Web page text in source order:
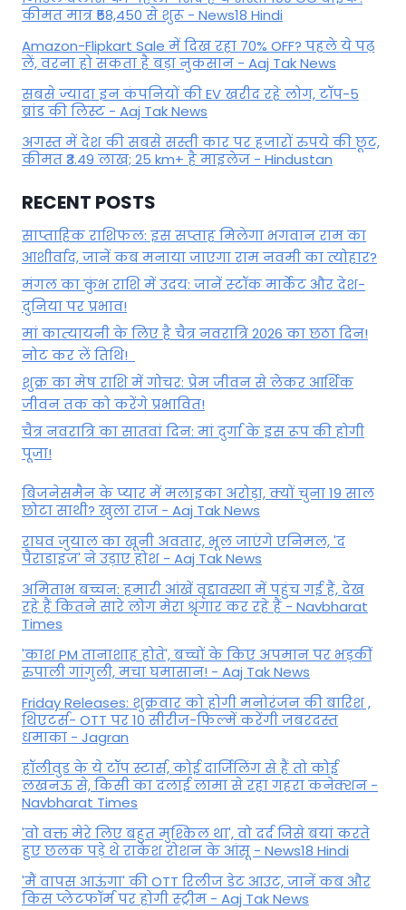
कीमत मात्र ₹58,450 से शुरू - News18 Hindi
Amazon-Flipkart Sale में दिख रहा 70% OFF? पहले ये पढ़
लें, वरना हो सकता है बड़ा नुकसान - Aaj Tak News
सबसे ज्यादा इन कंपनियों की EV खरीद रहे लोग, टॉप-5
ब्रांड की लिस्ट - Aaj Tak News
अगस्त में देश की सबसे सस्ती कार पर हजारों रुपये की छूट,
कीमत ₹3.49 लाख; 25 km+ है माइलेज - Hindustan
RECENT POSTS
साप्ताहिक राशिफल: इस सप्ताह मिलेगा भगवान राम का
आशीर्वाद, जानें कब मनाया जाएगा राम नवमी का त्योहार?
मंगल का कुंभ राशि में उदय: जानें स्‍टॉक मार्केट और देश-
दुनिया पर प्रभाव!
मां कात्‍यायनी के लिए है चैत्र नवरात्रि 2026 का छठा दिन!
नोट कर लें तिथि!
शुक्र का मेष राशि में गोचर: प्रेम जीवन से लेकर आर्थिक
जीवन तक को करेंगे प्रभावित!
चैत्र नवरात्रि का सातवां दिन: मां दुर्गा के इस रूप की होगी
पूजा!
बिजनेसमैन के प्यार में मलाइका अरोड़ा, क्यों चुना 19 साल
छोटा साथी? खुला राज - Aaj Tak News
राघव जुयाल का खूनी अवतार, भूल जाएंगे एनिमल, 'द
पैराडाइज' ने उड़ाए होश - Aaj Tak News
अमिताभ बच्चन: हमारी आंखें वृद्दावस्था में पहुंच गई हैं, देख
रहे हैं कितने सारे लोग मेरा श्रृंगार कर रहे हैं - Navbharat
Times
'काश PM तानाशाह होते', बच्चों के किए अपमान पर भड़कीं
रुपाली गांगुली, मचा घमासान! - Aaj Tak News
Friday Releases: शुक्रवार को होगी मनोरंजन की बारिश ,
थिएटर्स- OTT पर 10 सीरीज-फिल्में करेंगी जबरदस्त
धमाका - Jagran
हॉलीवुड के ये टॉप स्टार्स, कोई दार्जिलिंग से हैं तो कोई
लखनऊ से, किसी का दलाई लामा से रहा गहरा कनेक्शन -
Navbharat Times
'वो वक्त मेरे लिए बहुत मुश्किल था', वो दर्द जिसे बयां करते
हुए छलक पड़े थे राकेश रोशन के आंसू - News18 Hindi
'मैं वापस आऊंगा' की OTT रिलीज डेट आउट, जानें कब और
किस प्लेटफॉर्म पर होगी स्ट्रीम - Aaj Tak News